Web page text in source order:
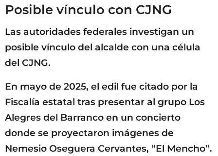
Posible vínculo con CJNG
Las autoridades federales investigan un
posible vínculo del alcalde con una célula
del CJNG.
En mayo de 2025, el edil fue citado por la
Fiscalía estatal tras presentar al grupo Los
Alegres del Barranco en un concierto
donde se proyectaron imágenes de
Nemesio Oseguera Cervantes, “El Mencho”.